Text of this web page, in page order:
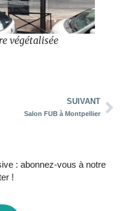
végétalisée
SUIVANT
Salon FUB à Montpellier
: abonnez-vous à notre
!